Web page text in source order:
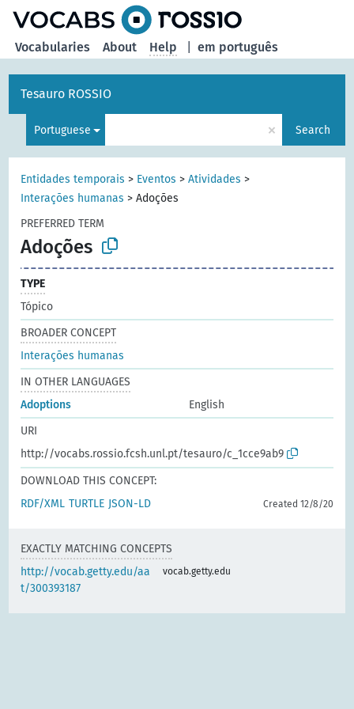
em português
Vocabularies About Help
Tesauro ROSSIO
Portuguese × Search
Entidades temporais > Eventos >Atividades >
Interações humanas >Adoções
PREFERRED TERM
Adoções
TYPE
Tópico
BROADER CONCEPT
Interações humanas
IN OTHER LANGUAGES
Adoptions
English
URI
http://vocabs.rossio.fcsh.unl.pt/tesauro/c_1cce9ab9
DOWNLOAD THIS CONCEPT:
RDF/XML TURTLE JSON-LD Created 12/8/20
EXACTLY MATCHING CONCEPTS
http://vocab.getty.edu/aa
t/300393187
vocab.getty.edu